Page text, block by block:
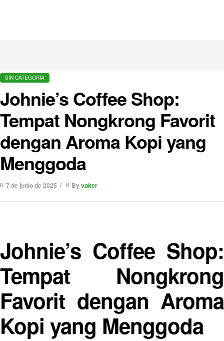
SIN CATEGORÍA
Johnie’s Coffee Shop:
Tempat Nongkrong Favorit
dengan Aroma Kopi yang
Menggoda
7 de junio de 2025 Byvoker
Johnie’s Coffee Shop:
Tempat Nongkrong
Favorit dengan Aroma
Kopi yang Menggoda